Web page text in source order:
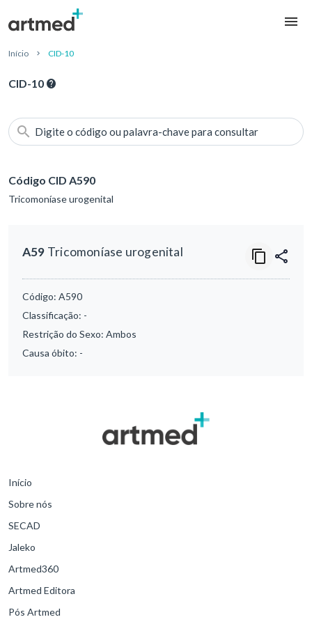
Início CID-10
CID-10
Digite o código ou palavra-chave para consultar
Código CID A590
Tricomoníase urogenital
A59 Tricomoníase urogenital
Código: A590
Classificação: -
Restrição do Sexo: Ambos
Causa óbito: -
Início
Sobre nós
SECAD
Jaleko
Artmed360
Artmed Editora
Pós Artmed